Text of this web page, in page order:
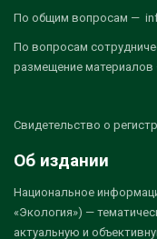
По общим вопросам —
По вопросам
размещение материалов
Свидетельство о
Об издании
Национальное
«Экология») —
актуальную и